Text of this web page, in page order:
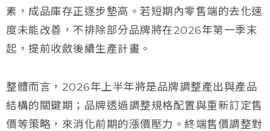
素，成品庫存正逐步墊高。若短期內零售端的去化速
度未能改善，不排除部分品牌將在2026年第一季末
起，提前收斂後續生產計畫。
整體而言，2026年上半年將是品牌調整產出與產品
結構的關鍵期；品牌透過調整規格配置與重新訂定售
價等策略，來消化前期的漲價壓力。終端售價調整對